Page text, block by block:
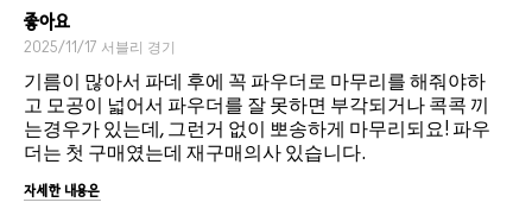
좋아요
2025/11/17 서블리 경기
기름이 많아서 파데 후에 꼭 파우더로 마무리를 해줘야하
고 모공이 넓어서 파우더를 잘 못하면 부각되거나 콕콕 끼
는경우가 있는데, 그런거 없이 뽀송하게 마무리되요! 파우
더는 첫 구매였는데 재구매의사 있습니다.
자세한 내용은